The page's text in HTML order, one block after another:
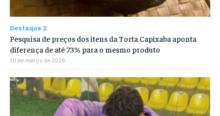
Destaque 2
Pesquisa de preços dos itens da Torta Capixaba aponta
diferença de até 73% para o mesmo produto
30 de março de 2026